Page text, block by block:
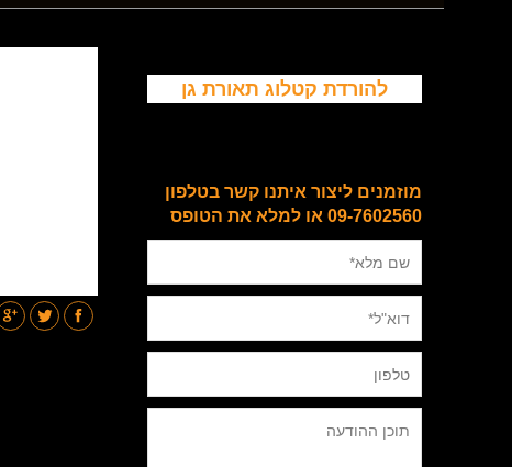
להורדת קטלוג תאורת גן
מוזמנים ליצור איתנו קשר בטלפון
09-7602560 או למלא את הטופס